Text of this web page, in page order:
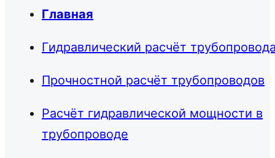
Главная
Гидравлический расчёт
Прочностной расчёт трубопроводов
Расчёт гидравлической мощности в
трубопроводе